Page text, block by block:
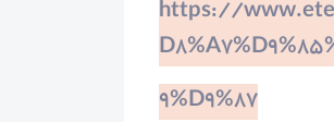
https://
9%D9%87